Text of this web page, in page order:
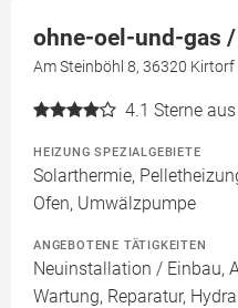
ohne-oel-und-gas
Am Steinböhl 8, 36320
4.1 Sterne
HEIZUNG SPEZIALGEBIETE
Solarthermie,
Ofen, Umwälzpumpe
ANGEBOTENE TÄTIGKEITEN
Neuinstallation / Einbau,
Wartung, Reparatur,